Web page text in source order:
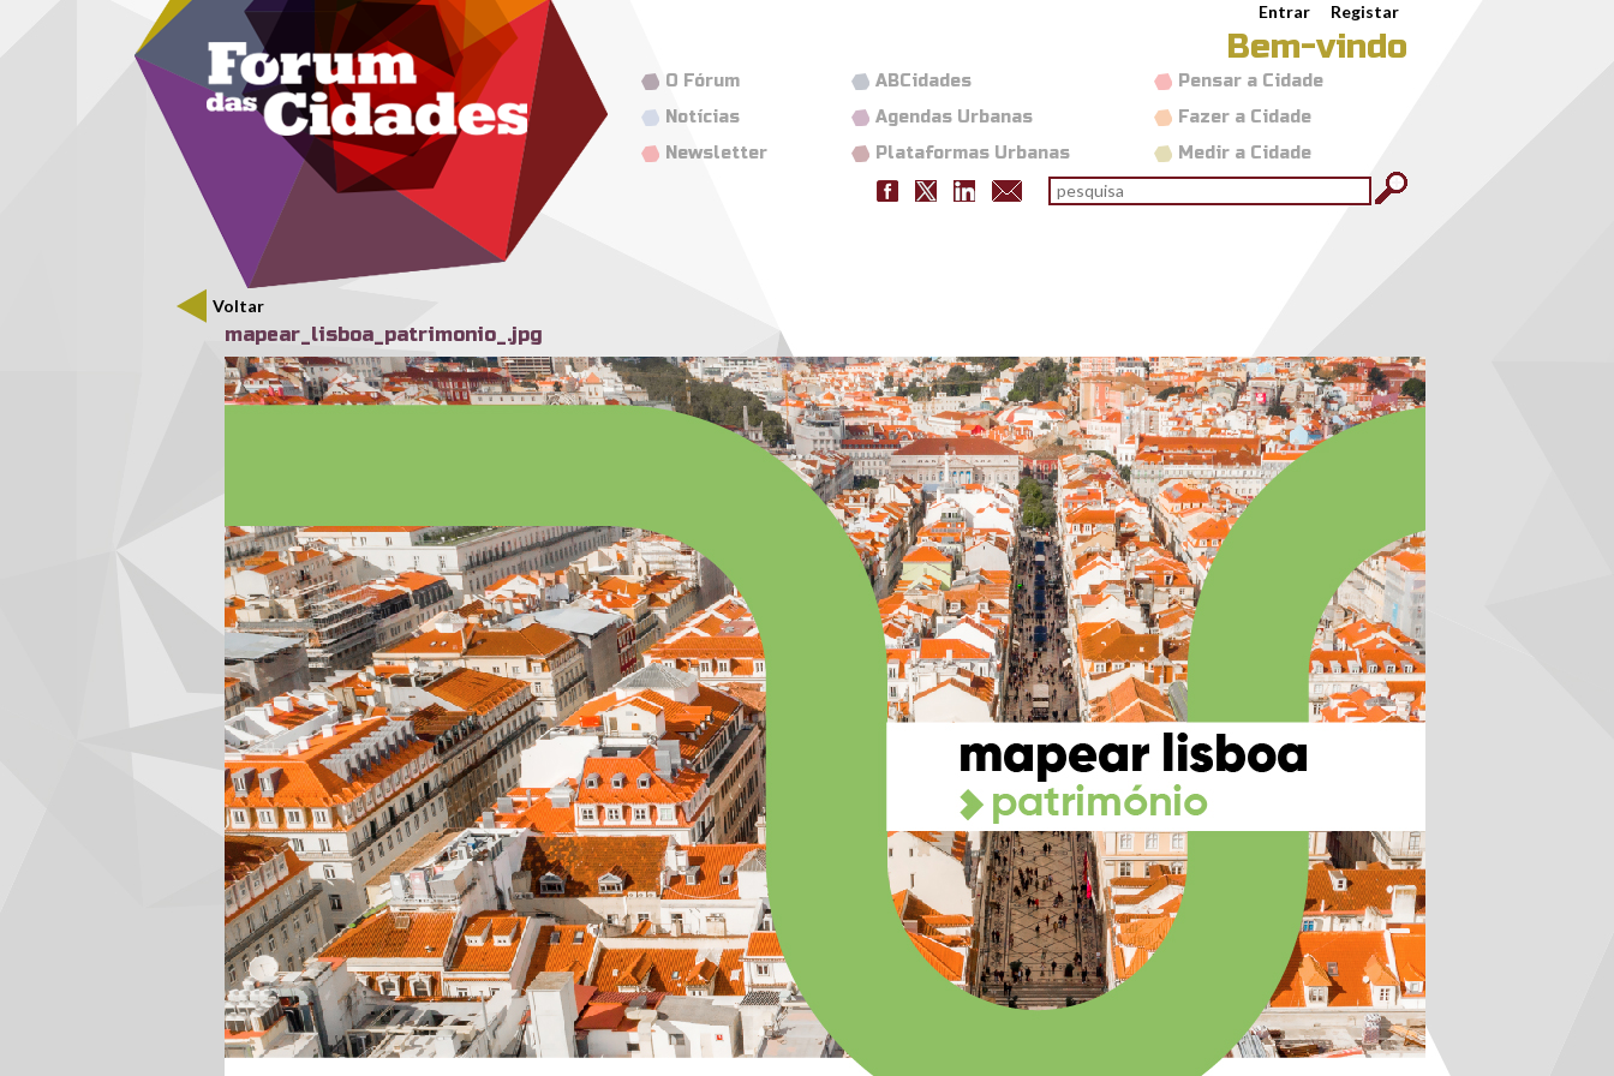
Passar para o conteúdo principalMenu secundário Entrar Registar
Bem-vindo
Pensar a Cidade
Fazer a Cidade
Medir a Cidade
ABCidades
Agendas Urbanas
Plataformas Urbanas
O Fórum
Notícias
Newsletter
Formulário de pesquisa
pesquisar
Voltar
mapear_lisboa_patrimonio_.jpg